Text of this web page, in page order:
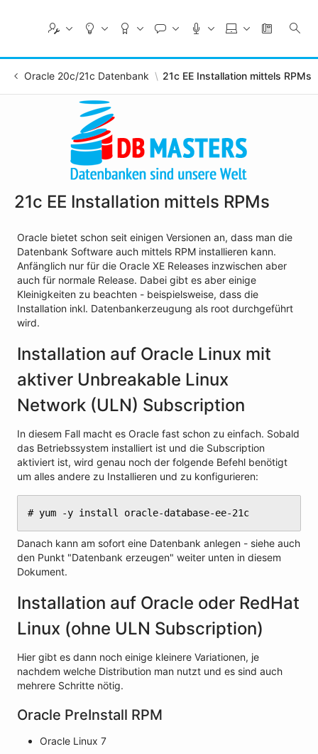
Oracle 20c/21c Datenbank 21c EE Installation mittels RPMs
21c EE Installation mittels RPMs
Oracle bietet schon seit einigen Versionen an, dass man die
Datenbank Software auch mittels RPM installieren kann.
Anfänglich nur für die Oracle XE Releases inzwischen aber
auch für normale Release. Dabei gibt es aber einige
Kleinigkeiten zu beachten - beispielsweise, dass die
Installation inkl. Datenbankerzeugung als root durchgeführt
wird.
Installation auf Oracle Linux mit
aktiver Unbreakable Linux
Network (ULN) Subscription
In diesem Fall macht es Oracle fast schon zu einfach. Sobald
das Betriebssystem installiert ist und die Subscription
aktiviert ist, wird genau noch der folgende Befehl benötigt
um alles andere zu Installieren und zu konfigurieren:
# yum -y install oracle-database-ee-21c
Danach kann am sofort eine Datenbank anlegen - siehe auch
den Punkt "Datenbank erzeugen" weiter unten in diesem
Dokument.
Installation auf Oracle oder RedHat
Linux (ohne ULN Subscription)
Hier gibt es dann noch einige kleinere Variationen, je
nachdem welche Distribution man nutzt und es sind auch
mehrere Schritte nötig.
Oracle PreInstall RPM
Oracle Linux 7